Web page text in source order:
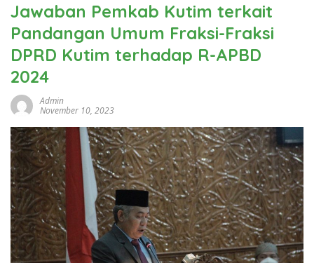
Jawaban Pemkab Kutim terkait
Pandangan Umum Fraksi-Fraksi
DPRD Kutim terhadap R-APBD
2024
Admin
November 10, 2023